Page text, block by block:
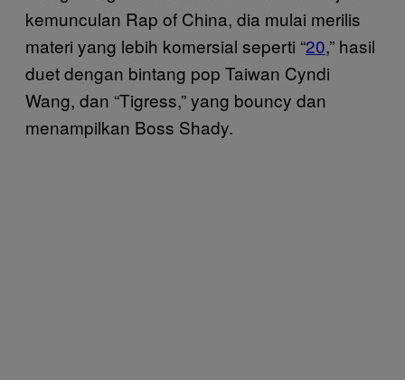
kemunculan Rap of China, dia mulai merilis
materi yang lebih komersial seperti “20,” hasil
duet dengan bintang pop Taiwan Cyndi
Wang, dan “Tigress,” yang bouncy dan
menampilkan Boss Shady.